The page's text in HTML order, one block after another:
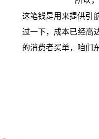
这笔钱是用来提供引
过一下，成本已经高
的消费者买单，咱们